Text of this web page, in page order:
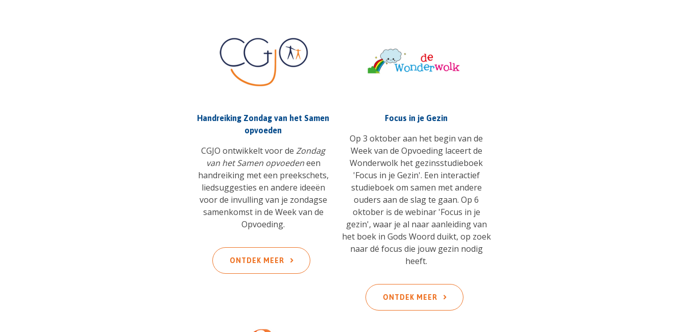
Handreiking Zondag van het Samen
opvoeden
CGJO ontwikkelt voor de Zondag
van het Samen opvoedeneen
handreiking met een preekschets,
liedsuggesties en andere ideeën
voor de invulling van je zondagse
samenkomst in de Week van de
Opvoeding.
ONTDEK MEER
Focus in je Gezin
Op 3 oktober aan het begin van de
Week van de Opvoeding laceert de
Wonderwolk het gezinsstudieboek
'Focus in je Gezin'. Een interactief
studieboek om samen met andere
ouders aan de slag te gaan. Op 6
oktober is de webinar 'Focus in je
gezin', waar je al naar aanleiding van
het boek in Gods Woord duikt, op zoek
naar dé focus die jouw gezin nodig
heeft.
ONTDEK MEER